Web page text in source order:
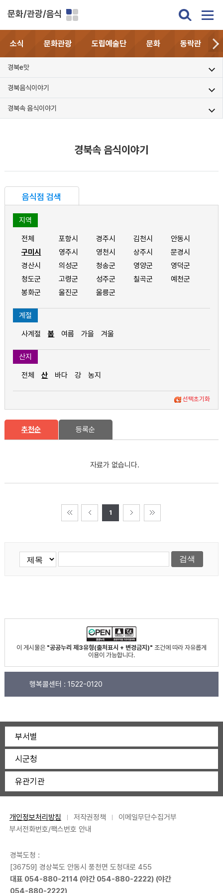
문화/관광/음식
소식 문화관광 도립예술단 문화 동락관
경북e맛
경북음식이야기
경북속 음식이야기
경북속 음식이야기
음식점 검색
지역
전체 포항시 경주시 김천시
안동시
구미시
영주시 영천시 상주시
문경시
경산시
의성군 청송군 영양군
영덕군
청도군
고령군 성주군 칠곡군
예천군
봉화군
울진군 울릉군
계절
사계절 봄 여름 가을 겨울
산지
전체 산 바다 강 농지
선택초기화
추천순 등록순
자료가 없습니다.
1
이 게시물은 "공공누리 제3유형(출처표시 + 변경금지)" 조건에 따라 자유롭게
이용이 가능합니다.
행복콜센터 : 1522-0120
부서별
시군청
유관기관
개인정보처리방침 저작권정책
이메일무단수집거부
부서전화번호/팩스번호 안내
경북도청 :
[36759] 경상북도 안동시 풍천면 도청대로 455
대표 054-880-2114 (야간 054-880-2222) (야간
054-880-2222)